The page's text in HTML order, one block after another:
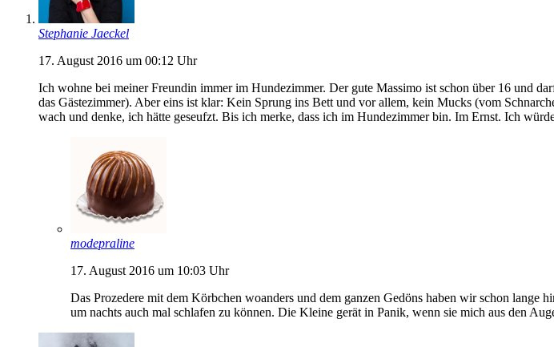
Stephanie Jaeckel
17. August 2016 um 00:12 Uhr
Ich wohne bei meiner Freundin immer im Hundezimmer. Der gute Massimo ist schon über 16 und
das Gästezimmer). Aber eins ist klar: Kein Sprung ins Bett und vor allem, kein Mucks (vom
wach und denke, ich hätte geseufzt. Bis ich merke, dass ich im Hundezimmer bin. Im Ernst. Ich
modepraline
17. August 2016 um 10:03 Uhr
Das Prozedere mit dem Körbchen woanders und dem ganzen Gedöns haben wir schon lange
um nachts auch mal schlafen zu können. Die Kleine gerät in Panik, wenn sie mich aus den